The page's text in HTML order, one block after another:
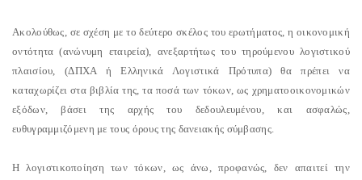
Ακολούθως, σε σχέση με το δεύτερο σκέλος του ερωτήματος, η οικονομική
οντότητα (ανώνυμη εταιρεία), ανεξαρτήτως του τηρούμενου λογιστικού
πλαισίου, (ΔΠΧΑ ή Ελληνικά Λογιστικά Πρότυπα) θα πρέπει να
καταχωρίζει στα βιβλία της, τα ποσά των τόκων, ως χρηματοοικονομικών
εξόδων, βάσει της αρχής του δεδουλευμένου, και ασφαλώς,
ευθυγραμμιζόμενη με τους όρους της δανειακής σύμβασης.
Η λογιστικοποίηση των τόκων, ως άνω, προφανώς, δεν απαιτεί την